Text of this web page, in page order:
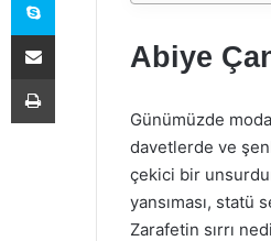
Abiye
Günümüzde
davetlerde ve
çekici bir
yansıması, statü
Zarafetin sırrı
E-Posta ile paylaş